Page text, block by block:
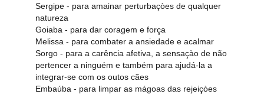
Sergipe - para amainar perturbaçòes de qualquer
natureza
Goiaba - para dar coragem e força
Melissa - para combater a ansiedade e acalmar
Sorgo - para a carência afetiva, a sensaçào de não
pertencer a ninguém e também para ajudá-la a
integrar-se com os outos cães
Embaúba - para limpar as mágoas das rejeiçòes